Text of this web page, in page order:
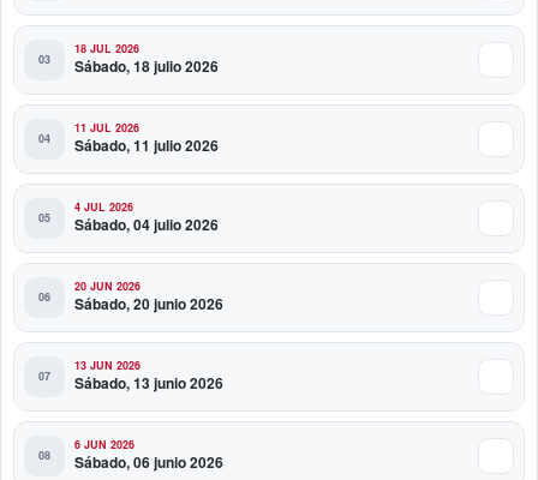
18 JUL 2026
Sábado, 18 julio 2026
11 JUL 2026
Sábado, 11 julio 2026
4 JUL 2026
Sábado, 04 julio 2026
20 JUN 2026
Sábado, 20 junio 2026
13 JUN 2026
Sábado, 13 junio 2026
6 JUN 2026
Sábado, 06 junio 2026